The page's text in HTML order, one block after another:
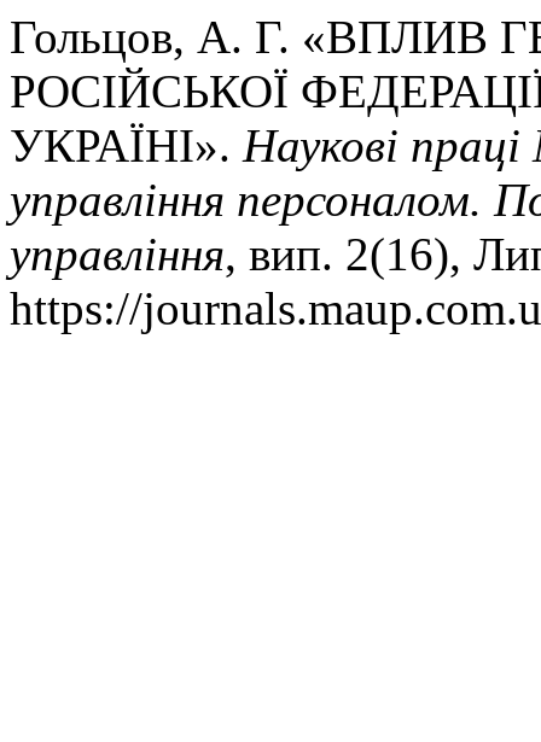
Гольцов, А. Г.
РОСІЙСЬКОЇ
УКРАЇНІ». Наукові праці
управління персоналом.
управління, вип. 2(16),
https://